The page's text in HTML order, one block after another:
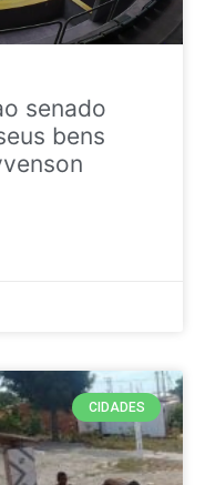
senado
bens
CIDADES